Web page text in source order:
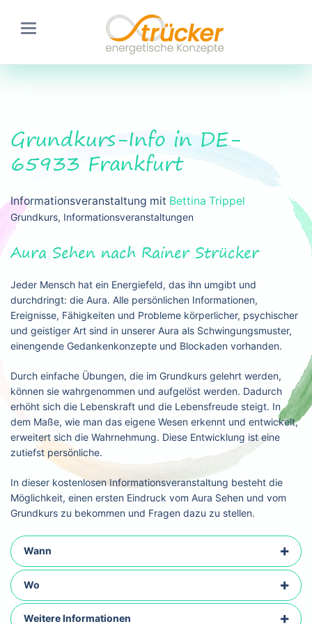
Grundkurs-Info in DE-
65933 Frankfurt
Informationsveranstaltung mit Bettina Trippel
Grundkurs, Informationsveranstaltungen
Aura Sehen nach Rainer Strücker
Jeder Mensch hat ein Energiefeld, das ihn umgibt und
durchdringt: die Aura. Alle persönlichen Informationen,
Ereignisse, Fähigkeiten und Probleme körperlicher, psychischer
und geistiger Art sind in unserer Aura als Schwingungsmuster,
einengende Gedankenkonzepte und Blockaden vorhanden.
Durch einfache Übungen, die im Grundkurs gelehrt werden,
können sie wahrgenommen und aufgelöst werden. Dadurch
erhöht sich die Lebenskraft und die Lebensfreude steigt. In
dem Maße, wie man das eigene Wesen erkennt und entwickelt,
erweitert sich die Wahrnehmung. Diese Entwicklung ist eine
zutiefst persönliche.
In dieser kostenlosen Informationsveranstaltung besteht die
Möglichkeit, einen ersten Eindruck vom Aura Sehen und vom
Grundkurs zu bekommen und Fragen dazu zu stellen.
Wann
Wo
Weitere Informationen